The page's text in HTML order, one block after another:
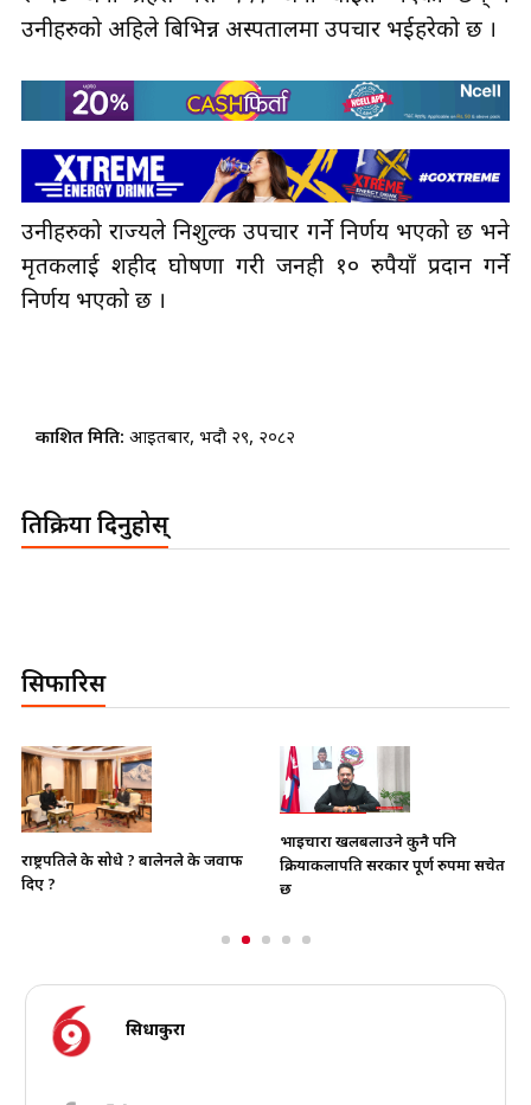
उनीहरुको अहिले बिभिन्न अस्पतालमा उपचार भईहरेको छ ।
उनीहरुको राज्यले निशुल्क उपचार गर्ने निर्णय भएको छ भने
मृतकलाई शहीद घोषणा गरी जनही १० रुपैयाँ प्रदान गर्ने
निर्णय भएको छ ।
प्रकाशित मिति: आइतबार, भदौ २९, २०८२
प्रतिक्रिया दिनुहोस्
सिफारिस
राष्ट्रपतिले के सोधे ? बालेनले के जवाफ
दिए ?
भाइचारा खलबलाउने कुनै पनि
क्रियाकलापप्रति सरकार पूर्ण रुपमा सचेत
छ
सिधाकुरा